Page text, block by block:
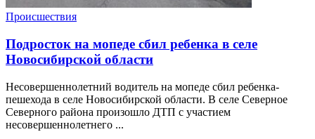
Происшествия
Подросток на мопеде сбил ребенка в селе
Новосибирской области
Несовершеннолетний водитель на мопеде сбил ребенка-
пешехода в селе Новосибирской области. В селе Северное
Северного района произошло ДТП с участием
несовершеннолетнего ...